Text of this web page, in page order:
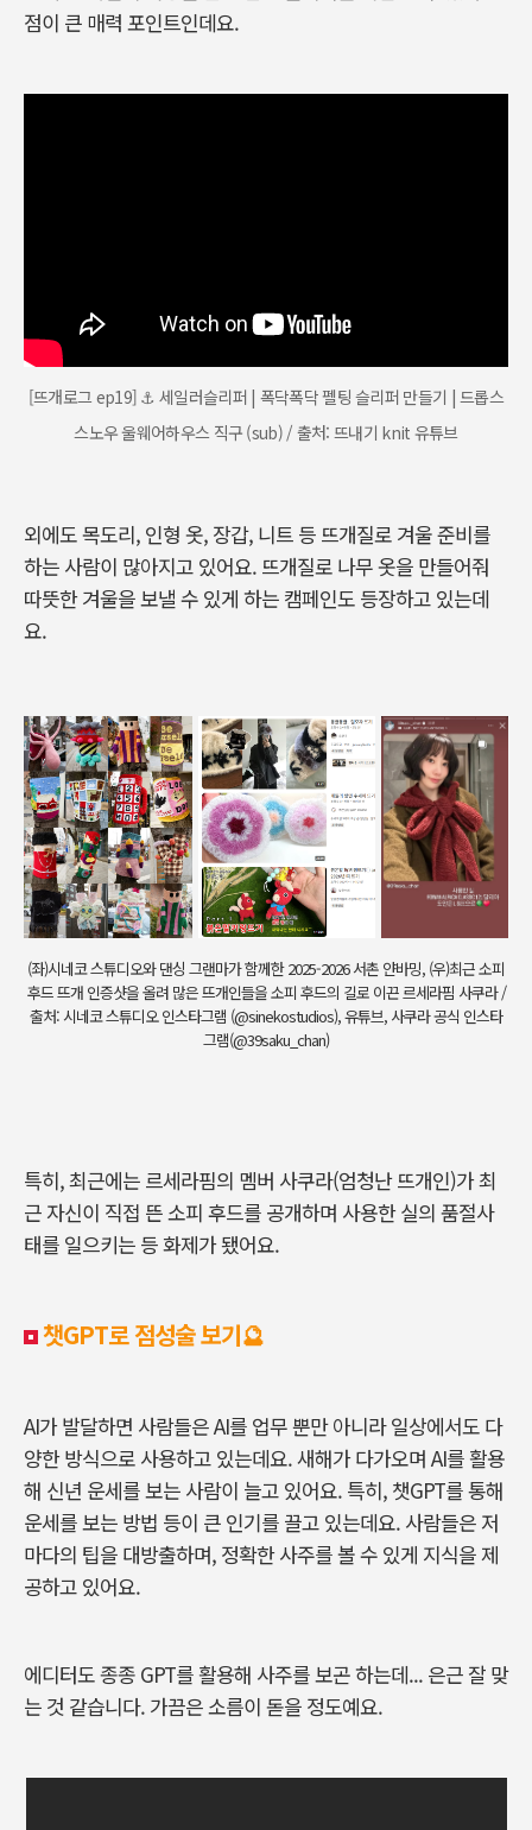
점이 큰 매력 포인트인데요.
[뜨개로그 ep19] ⚓️ 세일러슬리퍼 | 폭닥폭닥 펠팅 슬리퍼 만들기 | 드롭스
스노우 울웨어하우스 직구 (sub) / 출처: 뜨내기 knit 유튜브
외에도 목도리, 인형 옷, 장갑, 니트 등 뜨개질로 겨울 준비를
하는 사람이 많아지고 있어요. 뜨개질로 나무 옷을 만들어줘
따뜻한 겨울을 보낼 수 있게 하는 캠페인도 등장하고 있는데
요.
(좌)시네코 스튜디오와 댄싱 그랜마가 함께한 2025-2026 서촌 얀바밍, (우)최근 소피
후드 뜨개 인증샷을 올려 많은 뜨개인들을 소피 후드의 길로 이끈 르세라핌 사쿠라 /
출처: 시네코 스튜디오 인스타그램 (@sinekostudios), 유튜브, 사쿠라 공식 인스타
그램(@39saku_chan)
특히, 최근에는 르세라핌의 멤버 사쿠라(엄청난 뜨개인)가 최
근 자신이 직접 뜬 소피 후드를 공개하며 사용한 실의 품절사
태를 일으키는 등 화제가 됐어요.
챗GPT로 점성술 보기🔮
AI가 발달하면 사람들은 AI를 업무 뿐만 아니라 일상에서도 다
양한 방식으로 사용하고 있는데요. 새해가 다가오며 AI를 활용
해 신년 운세를 보는 사람이 늘고 있어요. 특히, 챗GPT를 통해
운세를 보는 방법 등이 큰 인기를 끌고 있는데요. 사람들은 저
마다의 팁을 대방출하며, 정확한 사주를 볼 수 있게 지식을 제
공하고 있어요.
에디터도 종종 GPT를 활용해 사주를 보곤 하는데... 은근 잘 맞
는 것 같습니다. 가끔은 소름이 돋을 정도예요.